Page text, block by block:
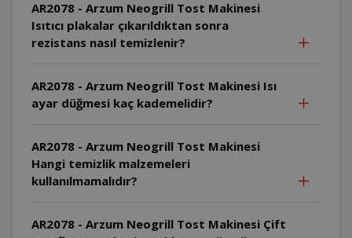
AR2078 - Arzum Neogrill Tost Makinesi
Isıtıcı plakalar çıkarıldıktan sonra
rezistans nasıl temizlenir?
AR2078 - Arzum Neogrill Tost Makinesi Isı
ayar düğmesi kaç kademelidir?
AR2078 - Arzum Neogrill Tost Makinesi
Hangi temizlik malzemeleri
kullanılmamalıdır?
AR2078 - Arzum Neogrill Tost Makinesi Çift